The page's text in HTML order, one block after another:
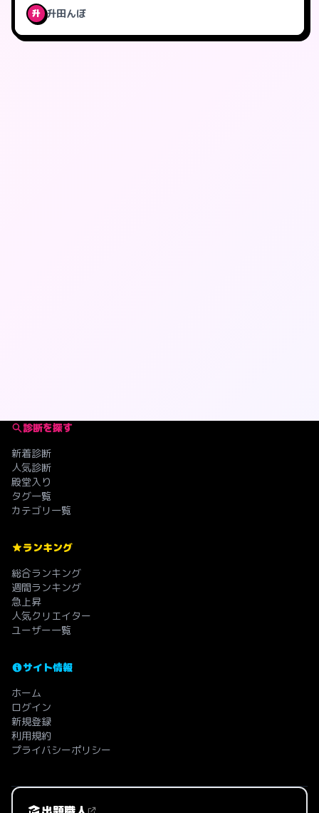
升 升田んぼ
診断を探す
新着診断
人気診断
殿堂入り
タグ一覧
カテゴリ一覧
ランキング
総合ランキング
週間ランキング
急上昇
人気クリエイター
ユーザー一覧
サイト情報
ホーム
ログイン
新規登録
利用規約
プライバシーポリシー